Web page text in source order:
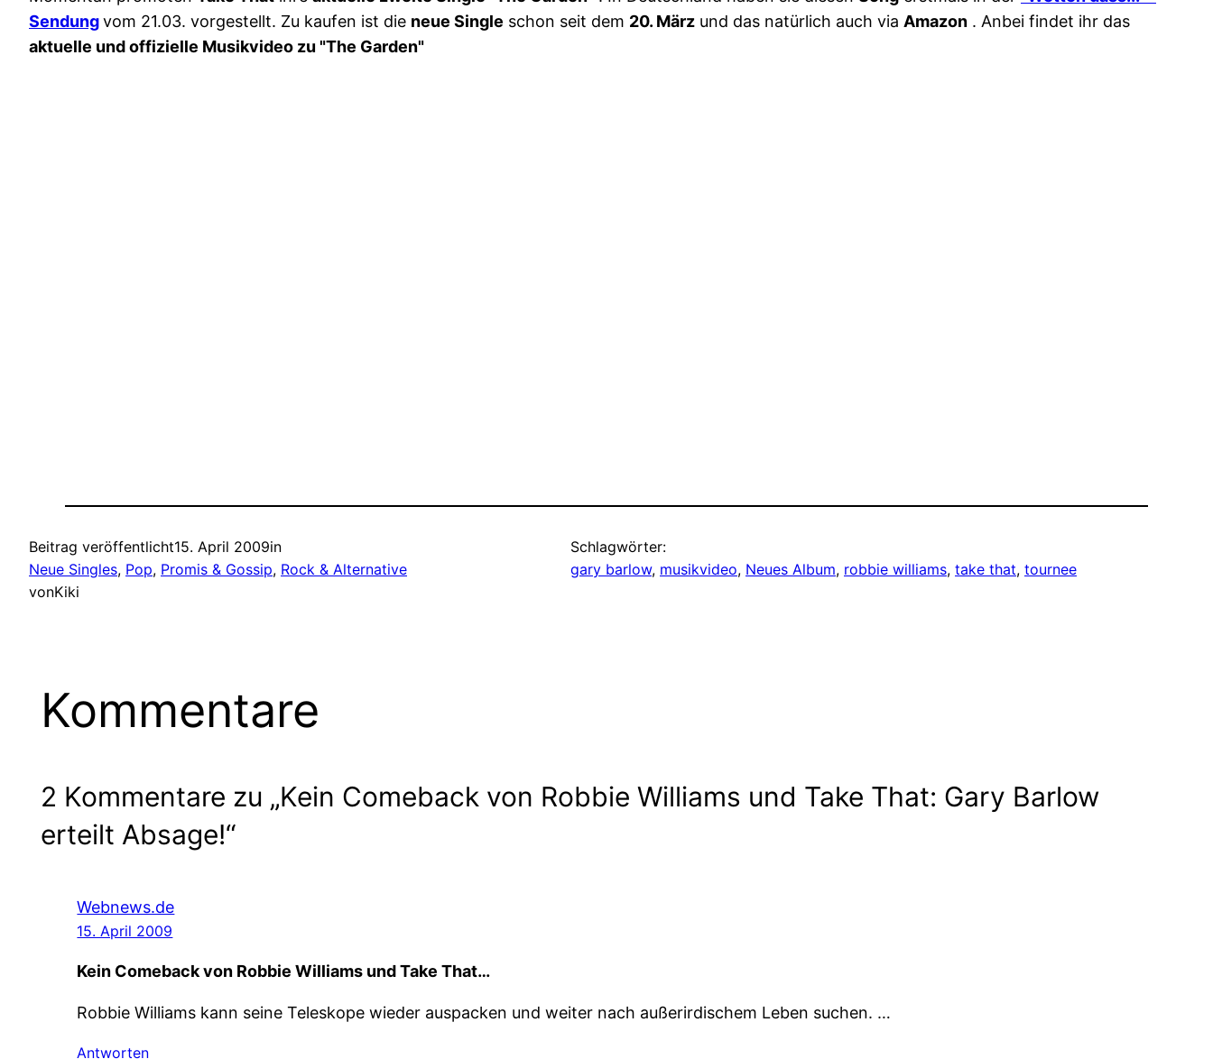
Sendungvom 21.03. vorgestellt. Zu kaufen ist die neue Single schon seit dem 20. März und das natürlich auch via Amazon . Anbei findet ihr das
aktuelle und offizielle Musikvideo zu "The Garden"
Beitrag veröffentlicht15. April 2009in
Neue Singles, Pop, Promis & Gossip, Rock & Alternative
vonKiki
Schlagwörter:
gary barlow, musikvideo, Neues Album, robbie williams, take that, tournee
Kommentare
2 Kommentare zu „Kein Comeback von Robbie Williams und Take That: Gary Barlow
erteilt Absage!“
Webnews.de
15. April 2009
Kein Comeback von Robbie Williams und Take That…
Robbie Williams kann seine Teleskope wieder auspacken und weiter nach außerirdischem Leben suchen. …
Antworten